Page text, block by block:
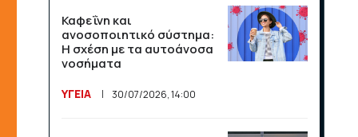
Καφεΐνη και
ανοσοποιητικό σύστημα:
Η σχέση με τα αυτοάνοσα
νοσήματα
ΥΓΕΙΑ 30/07/2026, 14:00